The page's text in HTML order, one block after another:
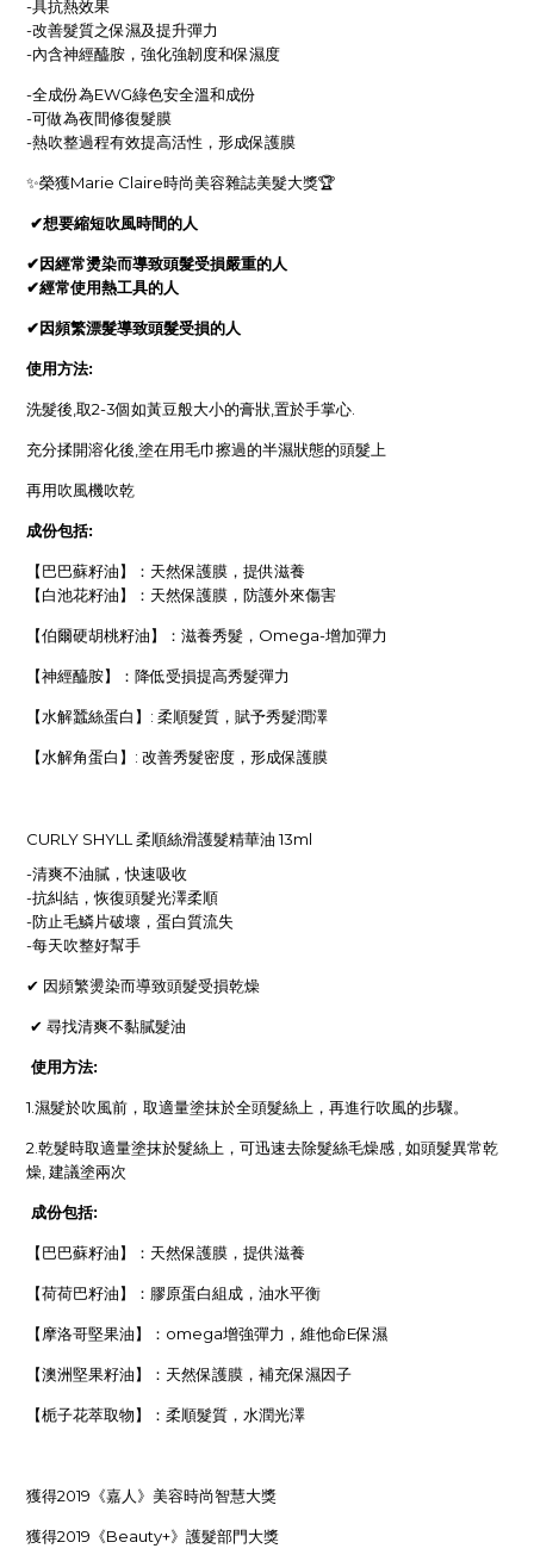
-具抗熱效果
-改善髮質之保濕及提升彈力
-內含神經醯胺，強化強韌度和保濕度
-全成份為EWG綠色安全溫和成份
-可做為夜間修復髮膜
-熱吹整過程有效提高活性，形成保護膜
✨榮獲Marie Claire時尚美容雜誌美髮大獎🏆
✔想要縮短吹風時間的人
✔因經常燙染而導致頭髮受損嚴重的人
✔經常使用熱工具的人
✔因頻繁漂髮導致頭髮受損的人
使用方法:
洗髮後,取2-3個如黃豆般大小的膏狀,置於手掌心.
充分揉開溶化後,塗在用毛巾擦過的半濕狀態的頭髮上
再用吹風機吹乾
成份包括:
【巴巴蘇籽油】：天然保護膜，提供滋養
【白池花籽油】：天然保護膜，防護外來傷害
【伯爾硬胡桃籽油】：滋養秀髮， Omega-增加彈力
【神經醯胺】：降低受損提高秀髮彈力
【水解蠶絲蛋白】 : 柔順髮質，賦予秀髮潤澤
【水解角蛋白】 : 改善秀髮密度，形成保護膜
CURLY SHYLL 柔順絲滑護髮精華油 13ml
-清爽不油膩，快速吸收
-抗糾結，恢復頭髮光澤柔順
-防止毛鱗片破壞，蛋白質流失
-每天吹整好幫手
✔ 因頻繁燙染而導致頭髮受損乾燥
✔ 尋找清爽不黏膩髮油
使用方法:
1.濕髮於吹風前，取適量塗抹於全頭髮絲上，再進行吹風的步驟。
2.乾髮時取適量塗抹於髮絲上，可迅速去除髮絲毛燥感 ,如頭髮異常乾
燥,建議塗兩次
成份包括:
【巴巴蘇籽油】：天然保護膜，提供滋養
【荷荷巴籽油】：膠原蛋白組成，油水平衡
【摩洛哥堅果油】： omega增強彈力，維他命E保濕
【澳洲堅果籽油】：天然保護膜，補充保濕因子
【栀子花萃取物】：柔順髮質，水潤光澤
獲得2019 《嘉人》美容時尚智慧大獎
獲得2019 《Beauty+》護髮部門大獎